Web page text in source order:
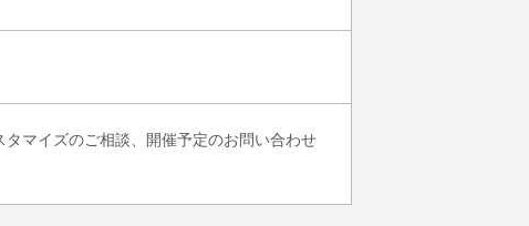
マイズのご相談、開催予定のお問い合わせ